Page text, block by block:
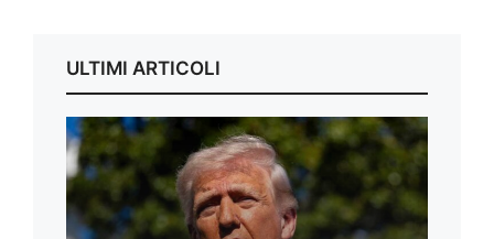
ULTIMI ARTICOLI